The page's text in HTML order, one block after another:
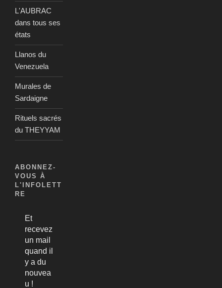
L'AUBRAC
dans tous ses
états
Llanos du
Venezuela
Murales de
Sardaigne
Rituels sacrés
du THEYYAM
ABONNEZ-
VOUS À
L'INFOLETT
RE
Et
recevez
un mail
quand il
y a du
nouvea
u !